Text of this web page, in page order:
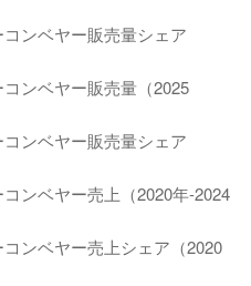
ンベヤー販売量シェア
ンベヤー販売量（2025
ンベヤー販売量シェア
ンベヤー売上（2020年-2024
ンベヤー売上シェア（2020